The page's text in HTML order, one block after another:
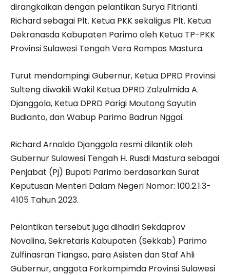
dirangkaikan dengan pelantikan Surya Fitrianti
Richard sebagai Plt. Ketua PKK sekaligus Plt. Ketua
Dekranasda Kabupaten Parimo oleh Ketua TP-PKK
Provinsi Sulawesi Tengah Vera Rompas Mastura.
Turut mendampingi Gubernur, Ketua DPRD Provinsi
Sulteng diwakili Wakil Ketua DPRD Zalzulmida A.
Djanggola, Ketua DPRD Parigi Moutong Sayutin
Budianto, dan Wabup Parimo Badrun Nggai.
Richard Arnaldo Djanggola resmi dilantik oleh
Gubernur Sulawesi Tengah H. Rusdi Mastura sebagai
Penjabat (Pj) Bupati Parimo berdasarkan Surat
Keputusan Menteri Dalam Negeri Nomor: 100.2.1.3-
4105 Tahun 2023.
Pelantikan tersebut juga dihadiri Sekdaprov
Novalina, Sekretaris Kabupaten (Sekkab) Parimo
Zulfinasran Tiangso, para Asisten dan Staf Ahli
Gubernur, anggota Forkompimda Provinsi Sulawesi